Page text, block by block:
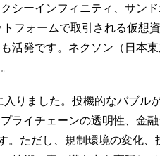
ーインフィニティ、サン
フォームで取引される仮想
活発です。ネクソン（日本
りました。投機的なバブル
ライチェーンの透明性、金
ただし、規制環境の変化